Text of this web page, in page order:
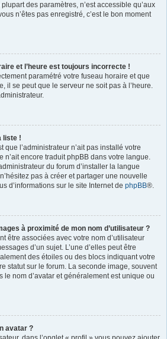
des paramètres, n’est accessible qu’aux
n’êtes pas enregistré, c’est le bon moment
et l’heure est toujours incorrecte !
paramétré votre fuseau horaire et que
il se peut que le serveur ne soit pas à l’heure.
liste !
que l’administrateur n’ait pas installé votre
n’ait encore traduit phpBB dans votre langue.
du forum d’installer la langue
pas à créer et partager une nouvelle
d’informations sur le site Internet de phpBB®.
à proximité de mon nom d’utilisateur ?
être associées avec votre nom d’utilisateur
d’un sujet. L’une d’elles peut être
des étoiles ou des blocs indiquant votre
statut sur le forum. La seconde image, souvent
le nom d’avatar et généralement est unique ou
avatar ?